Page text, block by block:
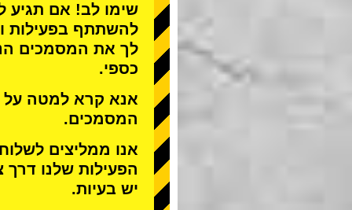
שימו לב! אם תגיע
להשתתף בפעילות
לך את המסמכים
כספי.
אנא קרא למטה על
המסמכים.
אנו ממליצים
הפעילות שלנו
יש בעיות.